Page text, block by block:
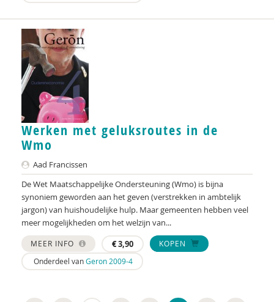
Werken met geluksroutes in de
Wmo
Aad Francissen
De Wet Maatschappelijke Ondersteuning (Wmo) is bijna
synoniem geworden aan het geven (verstrekken in ambtelijk
jargon) van huishoudelijke hulp. Maar gemeenten hebben veel
meer mogelijkheden om het welzijn van...
MEER INFO €3,90
KOPEN
Onderdeel vanGeron 2009-4